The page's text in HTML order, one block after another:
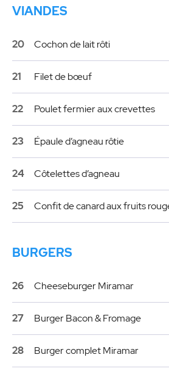
VIANDES
20 Cochon de lait rôti
21 Filet de bœuf
22 Poulet fermier aux crevettes
23 Épaule d’agneau rôtie
24 Côtelettes d’agneau
25 Confit de canard aux fruits
BURGERS
26 Cheeseburger Miramar
27 Burger Bacon & Fromage
28 Burger complet Miramar